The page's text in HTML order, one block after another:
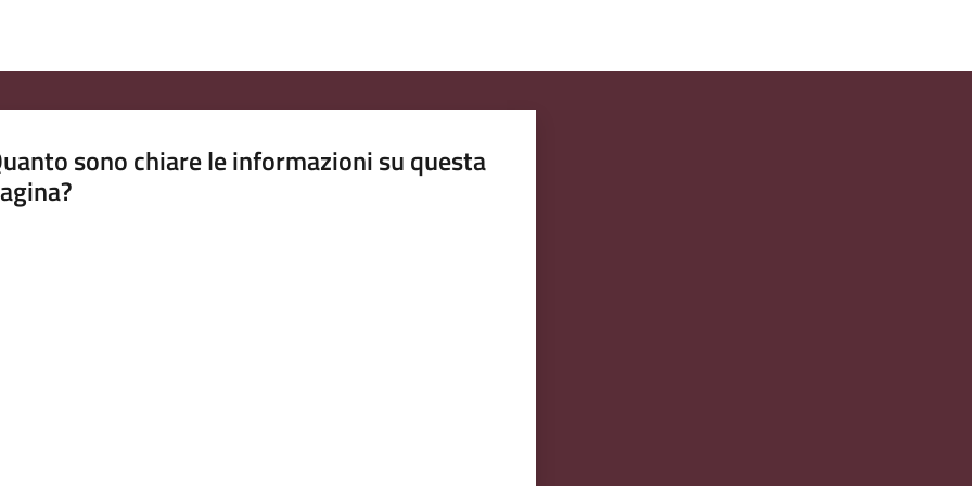
sono chiare le informazioni su questa